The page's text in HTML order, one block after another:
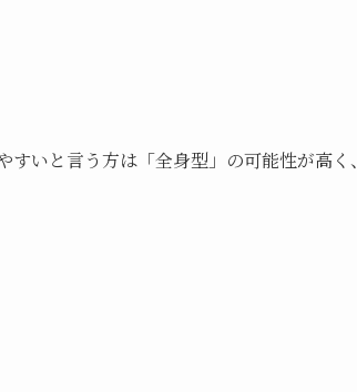
いと言う方は「全身型」の可能性が高く、